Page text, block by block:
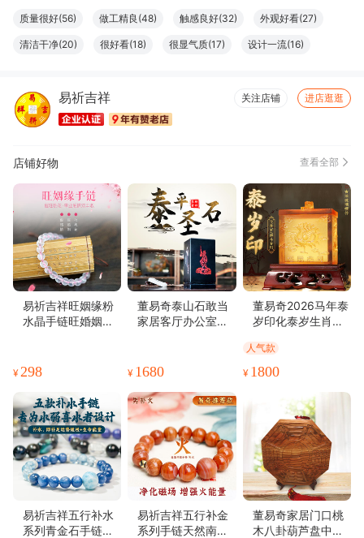
质量很好(56) 做工精良(48) 触感良好(32) 外观好看(27)
清洁干净(20) 很好看(18) 很显气质(17) 设计一流(16)
服务周到(11) 尺寸适宜(10) 物流很快(6)
真材实料(6)
易祈吉祥 关注店铺 进店逛逛
店铺好物 查看全部
易祈吉祥旺姻缘粉
水晶手链旺婚姻催
¥298
董易奇泰山石敢当
家居客厅办公室摆
¥ 1680
董易奇2026马年泰
岁印化泰岁生肖专
祥物
人气款
¥ 1800
易祈吉祥五行补水
系列青金石手链黑
易祈吉祥五行补金
系列手链天然南红
董易奇家居门口桃
木八卦葫芦盘中式